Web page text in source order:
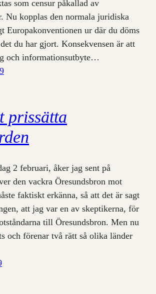
som censur påkallad av
Nu kopplas den normala juridiska
Europakonventionen ur där du döms
du har gjort. Konsekvensen är att
och informationsutbyte…
prissätta
2 februari, åker jag sent på
den vackra Öresundsbron mot
faktiskt erkänna, så att det är sagt
att jag var en av skeptikerna, för
till Öresundsbron. Men nu
och förenar två rätt så olika länder